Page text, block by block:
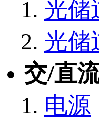
光储
光储
交/直
电源